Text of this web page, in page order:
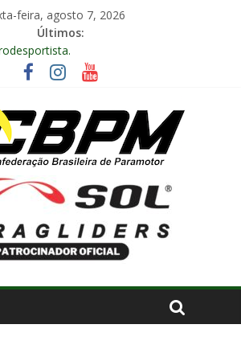
feira, agosto 7, 2026
Últimos:
Aerodesporto no Arraiá Aéreo realizado
– SP.
Bauru – SP